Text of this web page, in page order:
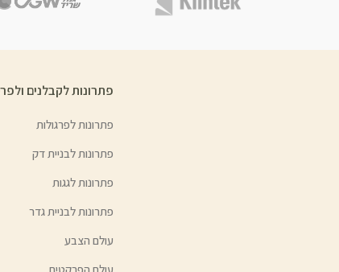
פתרונות לקבלנים
פתרונות לפרגולות
פתרונות לבניית דק
פתרונות לגגות
פתרונות לבניית גדר
עולם הצבע